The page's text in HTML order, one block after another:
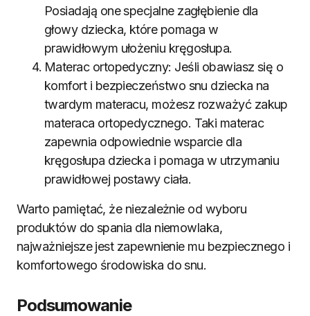
Posiadają one specjalne zagłębienie dla
głowy dziecka, które pomaga w
prawidłowym ułożeniu kręgosłupa.
Materac ortopedyczny: Jeśli obawiasz się o
komfort i bezpieczeństwo snu dziecka na
twardym materacu, możesz rozważyć zakup
materaca ortopedycznego. Taki materac
zapewnia odpowiednie wsparcie dla
kręgosłupa dziecka i pomaga w utrzymaniu
prawidłowej postawy ciała.
Warto pamiętać, że niezależnie od wyboru
produktów do spania dla niemowlaka,
najważniejsze jest zapewnienie mu bezpiecznego i
komfortowego środowiska do snu.
Podsumowanie